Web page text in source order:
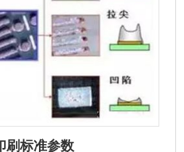
刷标准参数